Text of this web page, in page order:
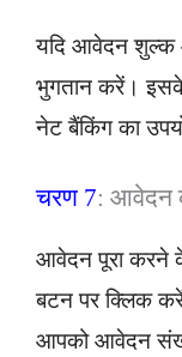
यदि आवेदन शुल्क
भुगतान करें। इसके
नेट बैंकिंग का
चरण 7: आवेदन
आवेदन पूरा करने
बटन पर क्लिक
आपको आवेदन